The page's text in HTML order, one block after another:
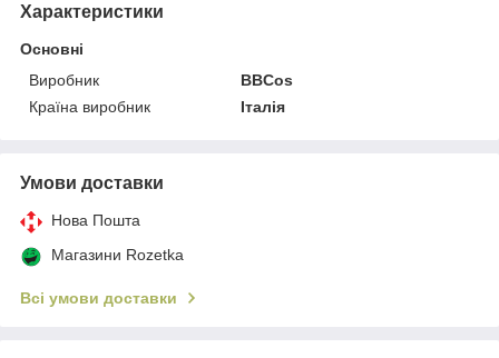
Характеристики
Основні
Виробник
BBCos
Країна виробник
Італія
Умови доставки
Нова Пошта
Магазини Rozetka
Всі умови доставки